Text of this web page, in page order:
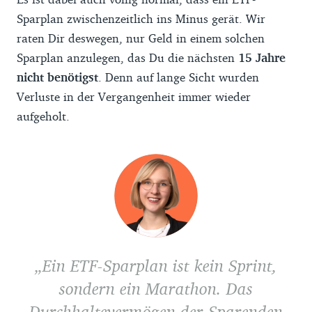
neue Entscheidung triffst. Welche Depots
Finanztip empfiehlt, siehst Du inunserem
Depotvergleichweiter oben in diesem
Ratgeber.
Sparplan zwischenzeitlich ins Minus gerät. Wir
raten Dir deswegen, nur Geld in einem solchen
Sparplan anzulegen, das Du die nächsten 15 Jahre
nicht benötigst . Denn auf lange Sicht wurden
Verluste in der Vergangenheit immer wieder
aufgeholt.
Ein ETF-Sparplan ist kein Sprint,
sondern ein Marathon. Das